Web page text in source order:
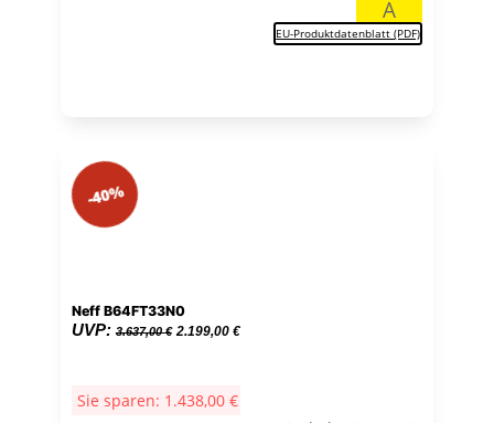
A
EU-Produktdatenblatt (PDF)
Neff B64FT33N0
UVP: 3.637,00€ Ursprünglicher
3.637,00 €
2.199,00 €Aktueller
Sie sparen: 1.438,00 €
-40%